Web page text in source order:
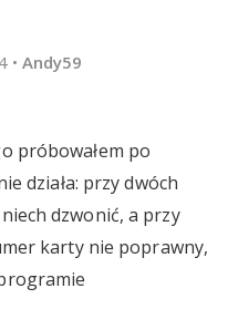
• Andy59
próbowałem po
działa: przy dwóch
dzwonić, a przy
karty nie poprawny,